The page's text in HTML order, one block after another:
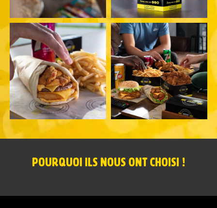
POURQUOI ILS NOUS ONT CHOISI !